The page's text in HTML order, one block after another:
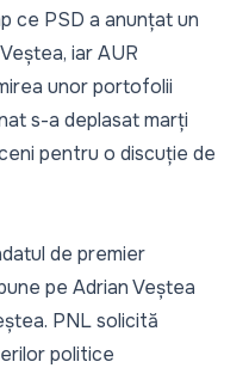
ce PSD a anunțat un
iar AUR
unor portofolii
s-a deplasat marți
pentru o discuție de
de premier
pe Adrian Veștea
PNL solicită
politice